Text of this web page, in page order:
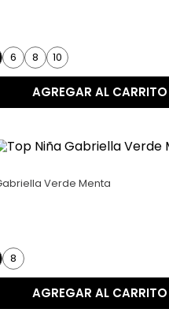
6 8 10
AGREGAR AL CARRITO
Verde Menta
8
AGREGAR AL CARRITO